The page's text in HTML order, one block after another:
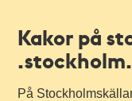
Kakor på
På